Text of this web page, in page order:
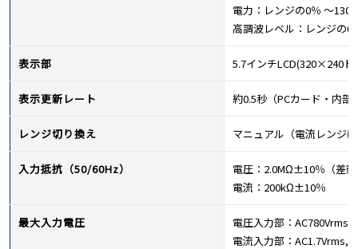
電力：レンジの0％ ～130
高調波レベル：レンジの0
表示部 5.7インチLCD(320×240
表示更新レート 約0.5秒（PCカード・内部
レンジ切り換え マニュアル（電流レンジ
入力抵抗（50/60Hz）
電圧：2.0MΩ±10％（差
電流：200kΩ±10％
最大入力電圧
電圧入力部：
電流入力部：